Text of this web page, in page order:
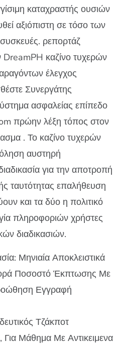
καταχραστής ουσιών
αξιόπιστη σε τόσο των
ρεπορτάζ
καζίνο τυχερών
έλεγχος
Συνεργάτης
ασφαλείας επίπεδο
πρώην λέξη τόπος στον
. Το καζίνο τυχερών
αυστηρή
για την αποτροπή
ταυτότητας επαλήθευση
και τα δύο η πολιτικό
πληροφοριών χρήστες
διαδικασιών.
Μηνιαία Αποκλειστικά
Ποσοστό Έκπτωσης Με
Εγγραφή
Τζάκποτ
Μάθημα Με Αντικειμενα